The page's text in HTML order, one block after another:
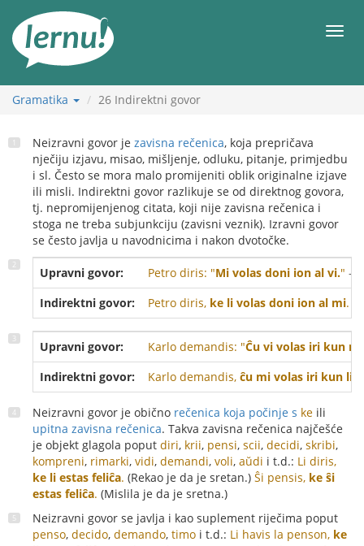
Meni
Gramatika 26 Indirektni govor
Neizravni govor je zavisna rečenica, koja prepričava
nječiju izjavu, misao, mišljenje, odluku, pitanje, primjedbu
i sl. Često se mora malo promijeniti oblik originalne izjave
ili misli. Indirektni govor razlikuje se od direktnog govora,
tj. nepromijenjenog citata, koji nije zavisna rečenica i
stoga ne treba subjunkciju (zavisni veznik). Izravni govor
se često javlja u navodnicima i nakon dvotočke.
Upravni govor: Petro diris: "Mi volas doni ion al vi." -
Indirektni govor:
Petro diris, ke li volas doni ion al mi.
Upravni govor: Karlo demandis: "Ĉu vi volas iri kun
Indirektni govor:
Karlo demandis, ĉu mi volas iri kun li
Neizravni govor je obično rečenica koja počinje s ke ili
upitna zavisna rečenica. Takva zavisna rečenica najčešće
je objekt glagola poput diri, krii, pensi, scii, decidi, skribi,
kompreni, rimarki, vidi, demandi, voli, aŭdi i t.d.: Li diris,
ke li estas feliĉa. (Rekao je da je sretan.) Ŝi pensis, ke ŝi
estas feliĉa. (Mislila je da je sretna.)
Neizravni govor se javlja i kao suplement riječima poput
penso, decido, demando, timo i t.d.: Li havis la penson, ke